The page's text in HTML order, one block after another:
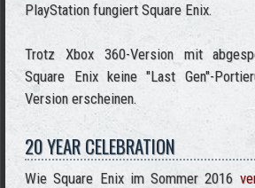
PlayStation fungiert Square Enix.
Trotz Xbox 360-Version mit
Square Enix keine "Last Gen"-
Version erscheinen.
20 YEAR CELEBRATION
Wie Square Enix im Sommer 2016